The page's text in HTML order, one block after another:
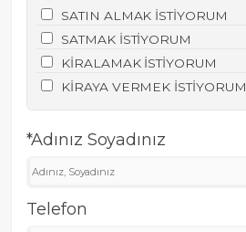
SATIN ALMAK İSTİYORUM
SATMAK İSTİYORUM
KİRALAMAK İSTİYORUM
KİRAYA VERMEK İSTİYORUM
*Adınız Soyadınız
Telefon